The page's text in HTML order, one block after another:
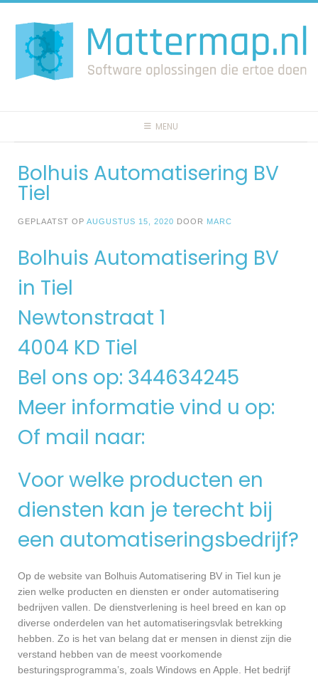
naar
inhoud
MENU
Bolhuis Automatisering BV
Tiel
GEPLAATST OP AUGUSTUS 15, 2020 DOOR MARC
Bolhuis Automatisering BV
in Tiel
Newtonstraat 1
4004 KD Tiel
Bel ons op: 344634245
Meer informatie vind u op:
Of mail naar:
Voor welke producten en
diensten kan je terecht bij
een automatiseringsbedrijf?
Op de website van Bolhuis Automatisering BV in Tiel kun je
zien welke producten en diensten er onder automatisering
bedrijven vallen. De dienstverlening is heel breed en kan op
diverse onderdelen van het automatiseringsvlak betrekking
hebben. Zo is het van belang dat er mensen in dienst zijn die
verstand hebben van de meest voorkomende
besturingsprogramma’s, zoals Windows en Apple. Het bedrijf